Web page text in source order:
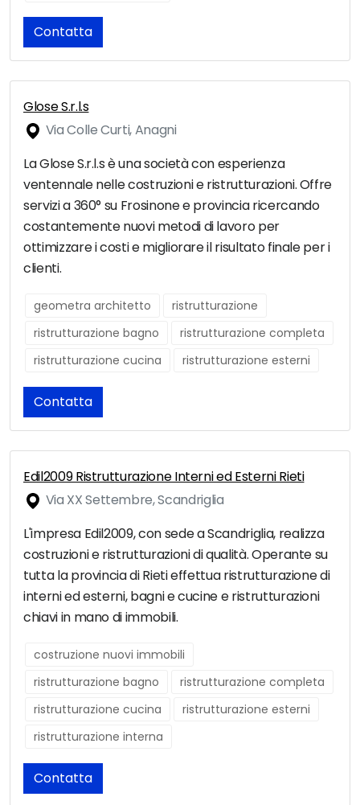
Contatta
Glose S.r.l.s
Via Colle Curti, Anagni
La Glose S.r.l.s è una società con esperienza
ventennale nelle costruzioni e ristrutturazioni. Offre
servizi a 360° su Frosinone e provincia ricercando
costantemente nuovi metodi di lavoro per
ottimizzare i costi e migliorare il risultato finale per i
clienti.
geometra architetto
ristrutturazione
ristrutturazione bagno
ristrutturazione completa
ristrutturazione cucina
ristrutturazione esterni
Contatta
Edil2009 Ristrutturazione Interni ed Esterni Rieti
Via XX Settembre, Scandriglia
L'impresa Edil2009, con sede a Scandriglia, realizza
costruzioni e ristrutturazioni di qualità. Operante su
tutta la provincia di Rieti effettua ristrutturazione di
interni ed esterni, bagni e cucine e ristrutturazioni
chiavi in mano di immobili.
costruzione nuovi immobili
ristrutturazione bagno
ristrutturazione completa
ristrutturazione cucina
ristrutturazione esterni
ristrutturazione interna
Contatta